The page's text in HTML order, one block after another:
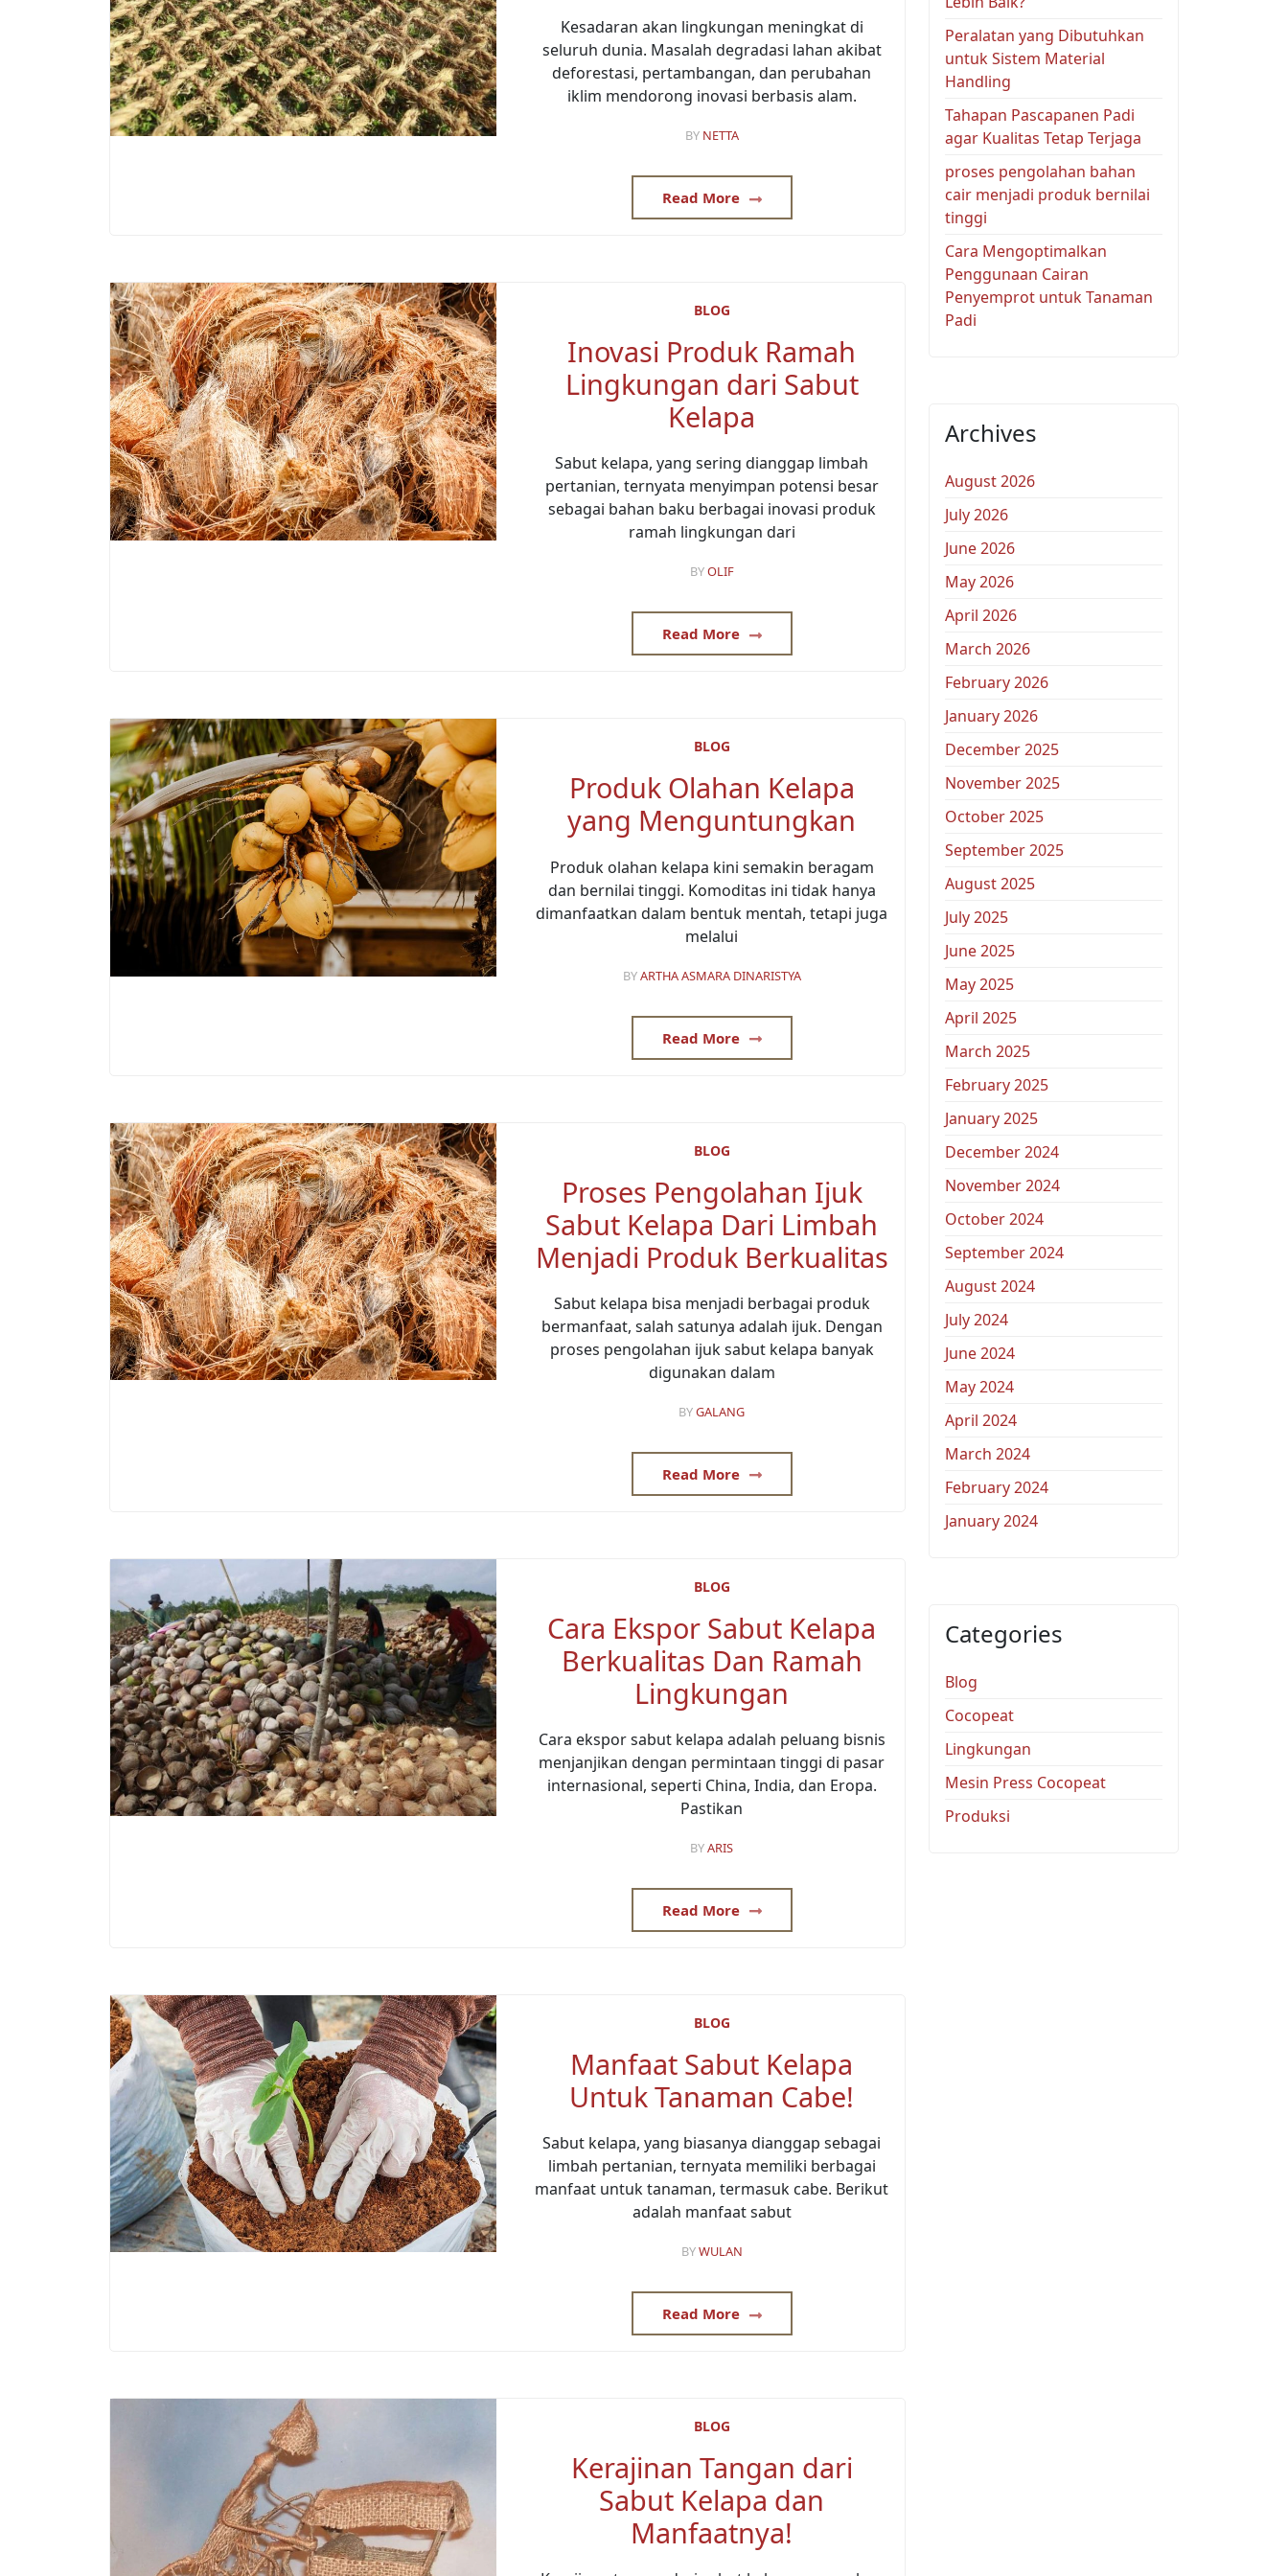
Kesadaran akan lingkungan meningkat di
seluruh dunia. Masalah degradasi lahan akibat
deforestasi, pertambangan, dan perubahan
iklim mendorong inovasi berbasis alam.
BY NETTA
Read More
BLOG
Inovasi Produk Ramah
Lingkungan dari Sabut
Kelapa
Sabut kelapa, yang sering dianggap limbah
pertanian, ternyata menyimpan potensi besar
sebagai bahan baku berbagai inovasi produk
ramah lingkungan dari
BYOLIF
Read More
BLOG
Produk Olahan Kelapa
yang Menguntungkan
Produk olahan kelapa kini semakin beragam
dan bernilai tinggi. Komoditas ini tidak hanya
dimanfaatkan dalam bentuk mentah, tetapi juga
melalui
BYARTHA ASMARA DINARISTYA
Read More
BLOG
Proses Pengolahan Ijuk
Sabut Kelapa Dari Limbah
Menjadi Produk Berkualitas
Sabut kelapa bisa menjadi berbagai produk
bermanfaat, salah satunya adalah ijuk. Dengan
proses pengolahan ijuk sabut kelapa banyak
digunakan dalam
BYGALANG
Read More
BLOG
Cara Ekspor Sabut Kelapa
Berkualitas Dan Ramah
Lingkungan
Cara ekspor sabut kelapa adalah peluang bisnis
menjanjikan dengan permintaan tinggi di pasar
internasional, seperti China, India, dan Eropa.
Pastikan
BYARIS
Read More
BLOG
Manfaat Sabut Kelapa
Untuk Tanaman Cabe!
Sabut kelapa, yang biasanya dianggap sebagai
limbah pertanian, ternyata memiliki berbagai
manfaat untuk tanaman, termasuk cabe. Berikut
adalah manfaat sabut
BYWULAN
Read More
BLOG
Kerajinan Tangan dari
Sabut Kelapa dan
Manfaatnya!
Peralatan yang Dibutuhkan
untuk Sistem Material
Handling
Tahapan Pascapanen Padi
agar Kualitas Tetap Terjaga
proses pengolahan bahan
cair menjadi produk bernilai
tinggi
Cara Mengoptimalkan
Penggunaan Cairan
Penyemprot untuk Tanaman
Padi
Archives
August 2026
July 2026
June 2026
May 2026
April 2026
March 2026
February 2026
January 2026
December 2025
November 2025
October 2025
September 2025
August 2025
July 2025
June 2025
May 2025
April 2025
March 2025
February 2025
January 2025
December 2024
November 2024
October 2024
September 2024
August 2024
July 2024
June 2024
May 2024
April 2024
March 2024
February 2024
January 2024
Categories
Blog
Cocopeat
Lingkungan
Mesin Press Cocopeat
Produksi